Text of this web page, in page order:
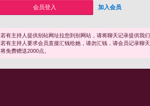
加入会员
若有主持人提供别站网址拉您到别网站，请将聊天记录提供我
若有主持人要求会员直接汇钱给她，请勿汇钱，请会员记录聊
将免费赠送2000点。